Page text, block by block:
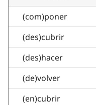
(com)poner
(des)cubrir
(des)hacer
(de)volver
(en)cubrir